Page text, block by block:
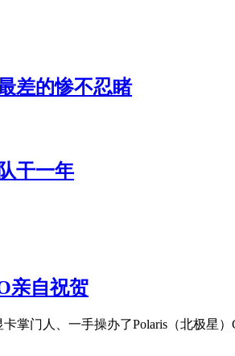
差的惨不忍睹
干一年
亲自祝贺
门人、一手操办了Polaris（北极星